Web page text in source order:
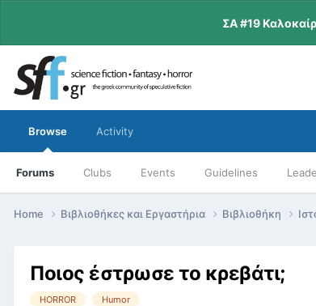
ΣΑ #19
Browse
Forums Clubs Events Guidelines
Activity
Home Βιβλιοθήκες και Εργαστήρια Βιβλιοθήκη
Ποιος έστρωσε το κρεβάτι;
HORROR Humor